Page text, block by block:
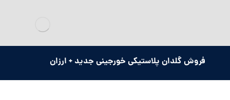
فروش گلدان پلاستیکی خورجینی جدید + ارزان